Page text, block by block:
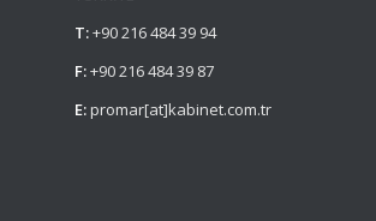
T:+90 216 484 39 94
F:+90 216 484 39 87
E:promar[at]kabinet.com.tr